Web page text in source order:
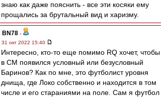
знаю как даже пояснить - все эти косяки ему
прощались за брутальный вид и харизму.
BN78 -
31 окт 2022 15:40
Интересно, кто-то еще помимо RQ хочет, чтобы
в СМ появился условный или безусловный
Баринов? Как по мне, это футболист уровня
днища, где Локо собственно и находится в том
числе и его стараниями на поле. Сам я футбол